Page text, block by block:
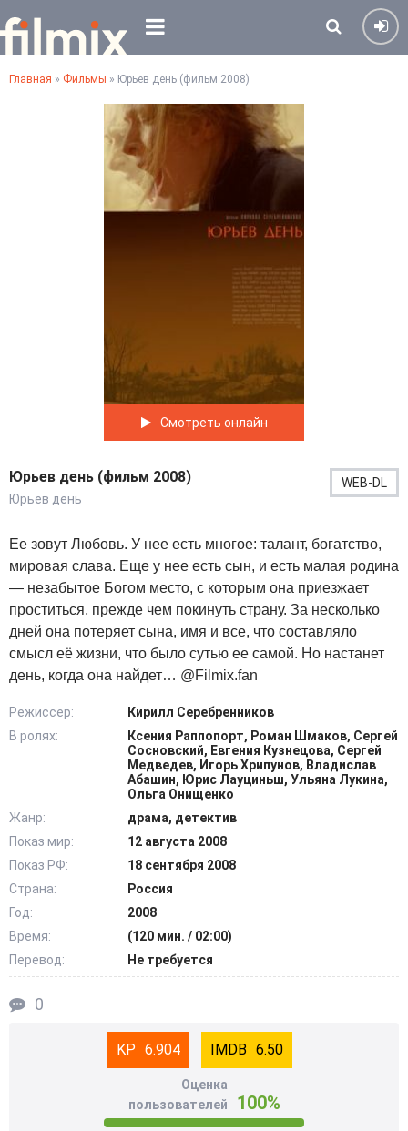
Главная » Фильмы » Юрьев день (фильм 2008)
Смотреть онлайн
Юрьев день (фильм 2008)
Юрьев день
WEB-DL
Ее зовут Любовь. У нее есть многое: талант, богатство,
мировая слава. Еще у нее есть сын, и есть малая родина
— незабытое Богом место, с которым она приезжает
проститься, прежде чем покинуть страну. За несколько
дней она потеряет сына, имя и все, что составляло
смысл её жизни, что было сутью ее самой. Но настанет
день, когда она найдет… @Filmix.fan
Режиссер:
Кирилл Серебренников
В ролях:
Ксения Раппопорт, Роман Шмаков, Сергей
Сосновский, Евгения Кузнецова, Сергей
Медведев, Игорь Хрипунов, Владислав
Абашин, Юрис Лауциньш, Ульяна Лукина,
Ольга Онищенко
Жанр:
драма, детектив
Показ мир:
12 августа 2008
Показ РФ:
18 сентября 2008
Страна:
Россия
Год:
2008
Время:
(120 мин. / 02:00)
Перевод:
Не требуется
0
6.904 6.50
Оценка
пользователей
100%